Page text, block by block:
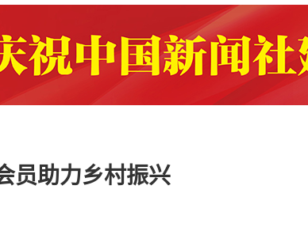
员助力乡村振兴